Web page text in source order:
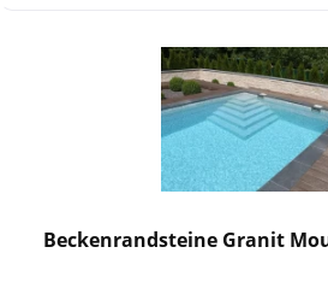
Beckenrandsteine Granit